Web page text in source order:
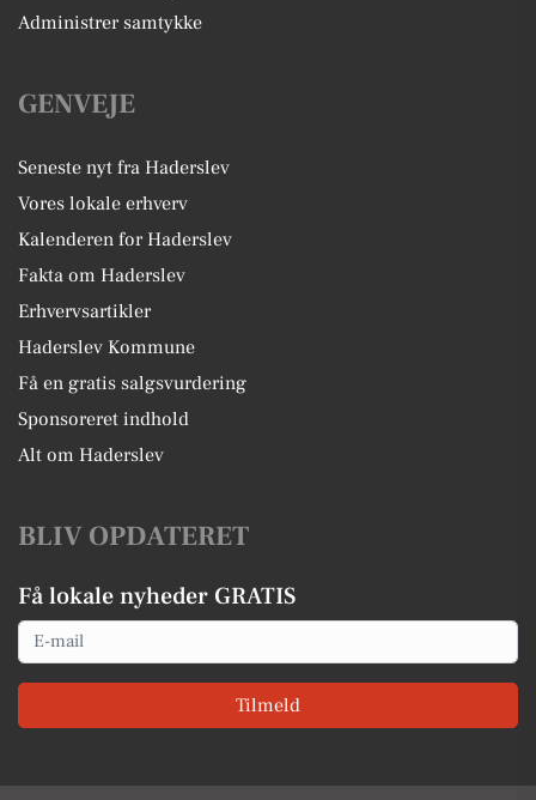
Administrer samtykke
GENVEJE
Seneste nyt fra Haderslev
Vores lokale erhverv
Kalenderen for Haderslev
Fakta om Haderslev
Erhvervsartikler
Haderslev Kommune
Få en gratis salgsvurdering
Sponsoreret indhold
Alt om Haderslev
BLIV OPDATERET
Få lokale nyheder GRATIS
Email
Tilmeld